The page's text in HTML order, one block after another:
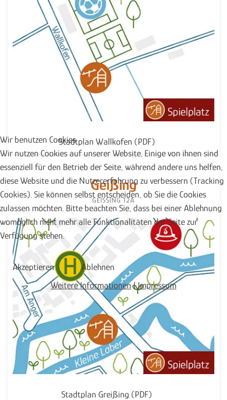
Stadtplan Wallkofen (PDF)
Geißing
GEISSING 12A
Stadtplan Greißing (PDF)
Wir benutzen Cookies
Wir nutzen Cookies auf unserer Website. Einige von ihnen sind
essenziell für den Betrieb der Seite, während andere uns helfen,
diese Website und die Nutzererfahrung zu verbessern (Tracking
Cookies). Sie können selbst entscheiden, ob Sie die Cookies
zulassen möchten. Bitte beachten Sie, dass bei einer Ablehnung
womöglich nicht mehr alle Funktionalitäten der Seite zur
Verfügung stehen.
Akzeptieren
Ablehnen
Weitere Informationen|Impressum